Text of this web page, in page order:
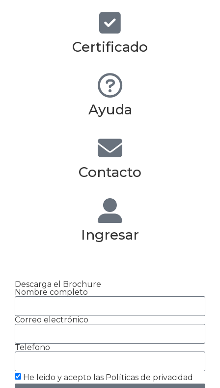
Certificado
Ayuda
Contacto
Ingresar
Descarga el Brochure
Nombre completo
Correo electrónico
Telefono
He leido y acepto las Políticas de privacidad